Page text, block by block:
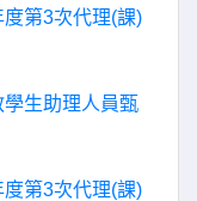
第3次代理(課)
生助理人員甄
第3次代理(課)